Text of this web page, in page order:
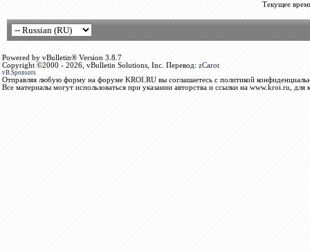
Текущее
Powered by vBulletin® Version 3.8.7
Copyright ©2000 - 2026, vBulletin Solutions, Inc. Перевод: zCarot
vB.Sponsors
Отправляя любую форму на форуме KROI.RU вы соглашаетесь с политикой
Все материалы могут использоваться при указании авторства и ссылки на www.kroi.ru, для